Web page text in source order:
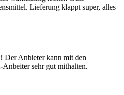
Lieferung klappt super, alles
Der Anbieter kann mit den
sehr gut mithalten.